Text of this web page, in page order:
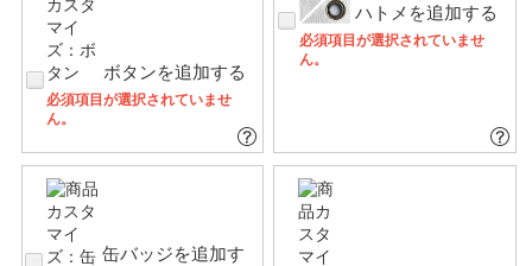
ボタンを追加する
必須項目が選択されていませ
ん。
ハトメを追加する
必須項目が選択されていませ
ん。
缶バッジを追加す